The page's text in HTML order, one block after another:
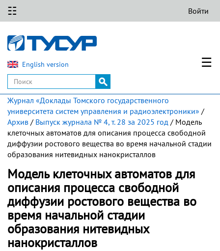
☷ Войти
English version ☰
Журнал «Доклады Томского государственного
университета систем управления и радиоэлектроники» /
Архив / Выпуск журнала № 4, т. 28 за 2025 год / Модель
клеточных автоматов для описания процесса свободной
диффузии ростового вещества во время начальной стадии
образования нитевидных нанокристаллов
Модель клеточных автоматов для
описания процесса свободной
диффузии ростового вещества во
время начальной стадии
образования нитевидных
нанокристаллов